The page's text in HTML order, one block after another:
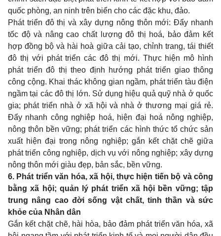
quốc phòng, an ninh trên biển cho các đặc khu, đảo.
Phát triển đô thị và xây dựng nông thôn mới: Đẩy nhanh
tốc độ và nâng cao chất lượng đô thị hoá, bảo đảm kết
hợp đồng bộ và hài hoà giữa cải tạo, chỉnh trang, tái thiết
đô thị với phát triển các đô thị mới. Thực hiện mô hình
phát triển đô thị theo định hướng phát triển giao thông
công cộng. Khai thác không gian ngầm, phát triển tàu điện
ngầm tại các đô thị lớn. Sử dụng hiệu quả quỹ nhà ở quốc
gia; phát triển nhà ở xã hội và nhà ở thương mại giá rẻ.
Đẩy nhanh công nghiệp hoá, hiện đại hoá nông nghiệp,
nông thôn bền vững; phát triển các hình thức tổ chức sản
xuất hiện đại trong nông nghiệp; gắn kết chặt chẽ giữa
phát triển công nghiệp, dịch vụ với nông nghiệp; xây dựng
nông thôn mới giàu đẹp, bản sắc, bền vững.
6. Phát triển văn hóa, xã hội, thực hiện tiến bộ và công
bằng xã hội; quản lý phát triển xã hội bền vững; tập
trung nâng cao đời sống vật chất, tinh thần và sức
khỏe của Nhân dân
Gắn kết chặt chẽ, hài hòa, bảo đảm phát triển văn hóa, xã